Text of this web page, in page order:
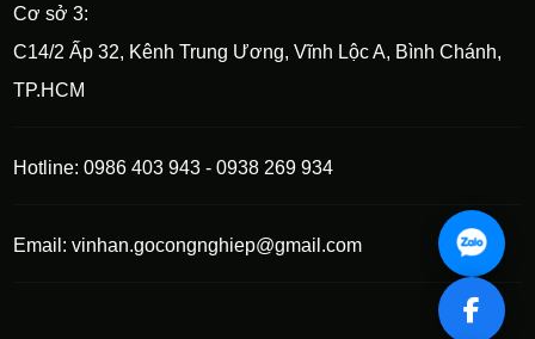
Cơ sở 3:
C14/2 Ấp 32, Kênh Trung Ương, Vĩnh Lộc A, Bình Chánh,
TP.HCM
Hotline: 0986 403 943 - 0938 269 934
Email: vinhan.gocongnghiep@gmail.com